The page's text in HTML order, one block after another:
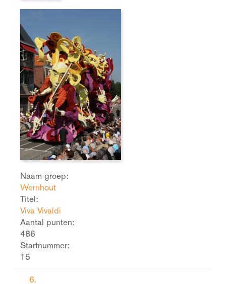
Naam groep:
Wernhout
Titel:
Viva Vivaldi
Aantal punten:
486
Startnummer:
15
6.